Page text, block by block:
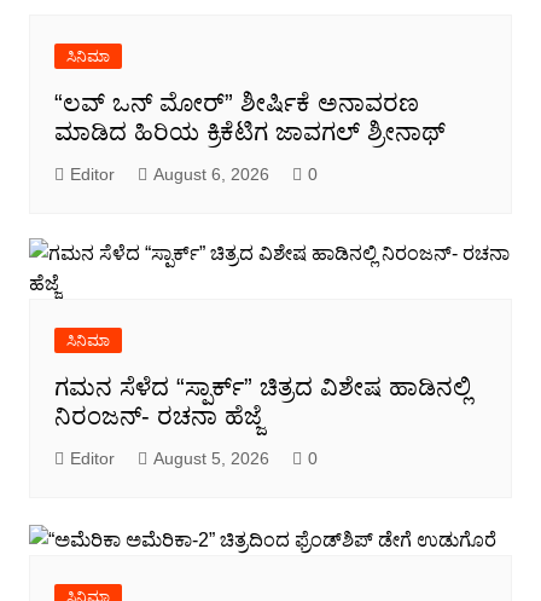
ಸಿನಿಮಾ
“ಲವ್ ಒನ್ ಮೋರ್” ಶೀರ್ಷಿಕೆ ಅನಾವರಣ
ಮಾಡಿದ ಹಿರಿಯ ಕ್ರಿಕೆಟಿಗ ಜಾವಗಲ್ ಶ್ರೀನಾಥ್
Editor August 6, 2026 0
ಸಿನಿಮಾ
ಗಮನ ಸೆಳೆದ “ಸ್ಪಾರ್ಕ್” ಚಿತ್ರದ ವಿಶೇಷ ಹಾಡಿನಲ್ಲಿ
ನಿರಂಜನ್- ರಚನಾ ಹೆಜ್ಜೆ
Editor August 5, 2026 0
ಸಿನಿಮಾ